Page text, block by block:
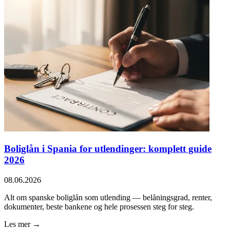
Boliglån i Spania for utlendinger: komplett guide
2026
08.06.2026
Alt om spanske boliglån som utlending — belåningsgrad, renter,
dokumenter, beste bankene og hele prosessen steg for steg.
Les mer →